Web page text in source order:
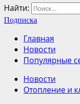
Найти:
Подписка
Главная
Новости
Популярные
Новости
Отопление и